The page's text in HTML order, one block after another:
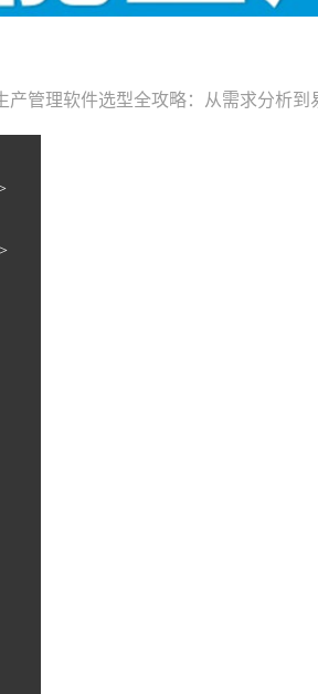
产管理软件选型全攻略：从需求分析到